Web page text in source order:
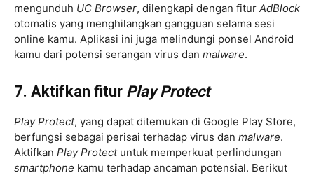
mengunduh UC Browser, dilengkapi dengan fitur AdBlock
otomatis yang menghilangkan gangguan selama sesi
online kamu. Aplikasi ini juga melindungi ponsel Android
kamu dari potensi serangan virus dan malware.
7. Aktifkan fitur Play Protect
Play Protect, yang dapat ditemukan di Google Play Store,
berfungsi sebagai perisai terhadap virus dan malware.
Aktifkan Play Protectuntuk memperkuat perlindungan
smartphone kamu terhadap ancaman potensial. Berikut